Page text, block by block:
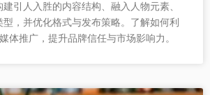
引人入胜的内容结构、融入人物元素、
，并优化格式与发布策略。了解如何利
体推广，提升品牌信任与市场影响力。